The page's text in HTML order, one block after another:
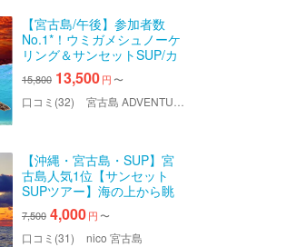
【宮古島/午後】参加者数
No.1*！ウミガメシュノーケ
リング＆サンセットSUP/カ
ヌーツアー！午後から夕方
まで満喫！写真データ無
料！
15,800 13,500円 〜
口コミ(32) 宮古島 ADVENTURE PiPi（ミヤコジマ アドベンチャー ピピ）
【沖縄・宮古島・SUP】宮
古島人気1位【サンセット
SUPツアー】海の上から眺
める夕日は格別！SNS映え
間違いなし！｜写真無料｜
初心者歓迎《女性ガイド多
7,500 4,000円 〜
口コミ(31) nico 宮古島